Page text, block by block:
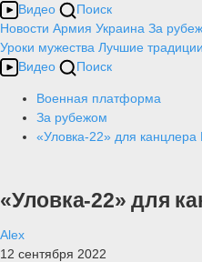
Видео
Поиск
Новости Армия Украина За
Уроки мужества Лучшие
Видео
Поиск
Военная платформа
За рубежом
«Уловка-22» для канцлера
«Уловка-22» для
Alex
12 сентября 2022